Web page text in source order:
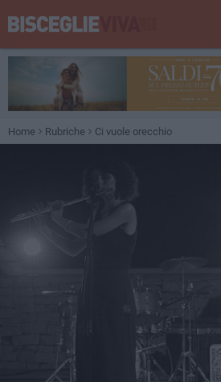
Home Rubriche Ci vuole orecchio